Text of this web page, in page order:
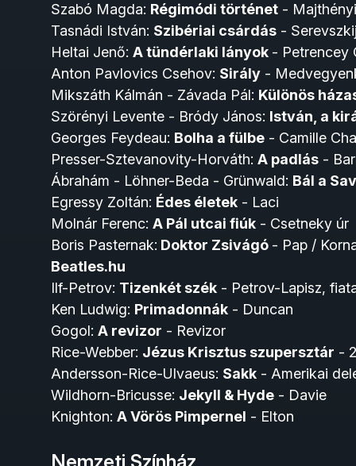
Szabó Magda: Régimódi történet -
Tasnádi István: Szibériai csárdás -
Heltai Jenő: A tündérlaki lányok - Petrencey
Anton Pavlovics Csehov: Sirály -
Mikszáth Kálmán - Závada Pál: Különös
Szörényi Levente - Bródy János: István, a
Georges Feydeau: Bolha a fülbe - Camille
Presser-Sztevanovity-Horváth: A padlás -
Ábrahám - Löhner-Beda - Grünwald: Bál a
Egressy Zoltán: Édes életek - Laci
Molnár Ferenc: A Pál utcai fiúk - Csetneky úr
Boris Pasternak: Doktor Zsivágó - Pap /
Beatles.hu
Ilf-Petrov: Tizenkét szék - Petrov-Lapisz,
Ken Ludwig: Primadonnák - Duncan
Gogol: A revizor - Revizor
Rice-Webber: Jézus Krisztus szupersztár -
Andersson-Rice-Ulvaeus: Sakk - Amerikai
Wildhorn-Bricusse: Jekyll & Hyde - Davie
Knighton: A Vörös Pimpernel - Elton